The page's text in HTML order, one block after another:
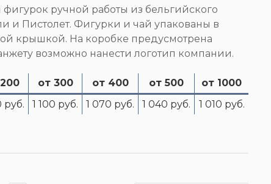
ручной работы из бельгийского
и Пистолет. Фигурки и чай упакованы в
крышкой. На коробке предусмотрена
возможно нанести логотип компании.
от 300 от 400 от 500
от 1000
руб. 1 100 руб. 1 070 руб. 1 040 руб. 1 010 руб.